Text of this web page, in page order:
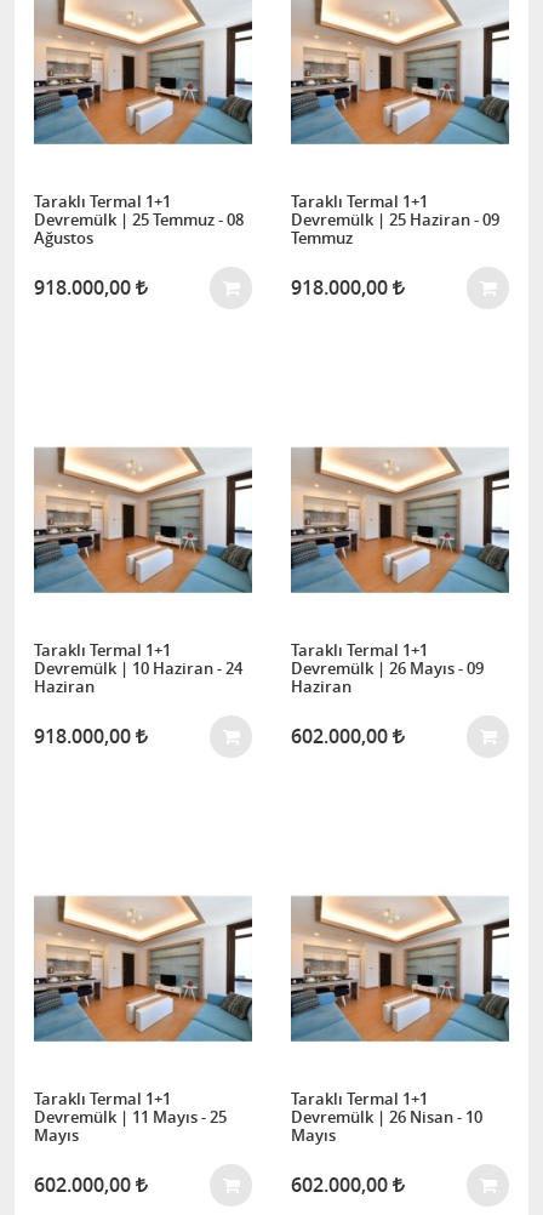
Taraklı Termal 1+1
Devremülk | 25 Temmuz - 08
Ağustos
918.000,00
Taraklı Termal 1+1
Devremülk | 25 Haziran - 09
Temmuz
918.000,00
Taraklı Termal 1+1
Devremülk | 10 Haziran - 24
Haziran
918.000,00
Taraklı Termal 1+1
Devremülk | 26 Mayıs - 09
Haziran
602.000,00
Taraklı Termal 1+1
Devremülk | 11 Mayıs - 25
Mayıs
602.000,00
Taraklı Termal 1+1
Devremülk | 26 Nisan - 10
Mayıs
602.000,00